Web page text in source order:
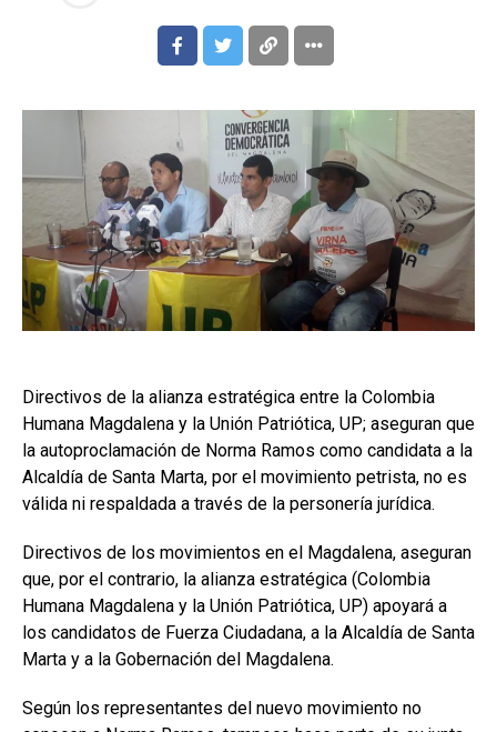
Directivos de la alianza estratégica entre la Colombia
Humana Magdalena y la Unión Patriótica, UP; aseguran que
la autoproclamación de Norma Ramos como candidata a la
Alcaldía de Santa Marta, por el movimiento petrista, no es
válida ni respaldada a través de la personería jurídica.
Directivos de los movimientos en el Magdalena, aseguran
que, por el contrario, la alianza estratégica (Colombia
Humana Magdalena y la Unión Patriótica, UP) apoyará a
los candidatos de Fuerza Ciudadana, a la Alcaldía de Santa
Marta y a la Gobernación del Magdalena.
Según los representantes del nuevo movimiento no